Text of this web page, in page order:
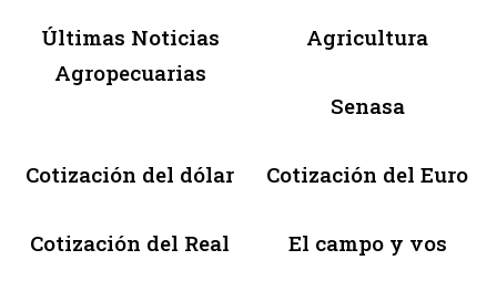
Últimas Noticias
Agropecuarias
Agricultura
Senasa
Cotización del dólar Cotización del Euro
Cotización del Real El campo y vos